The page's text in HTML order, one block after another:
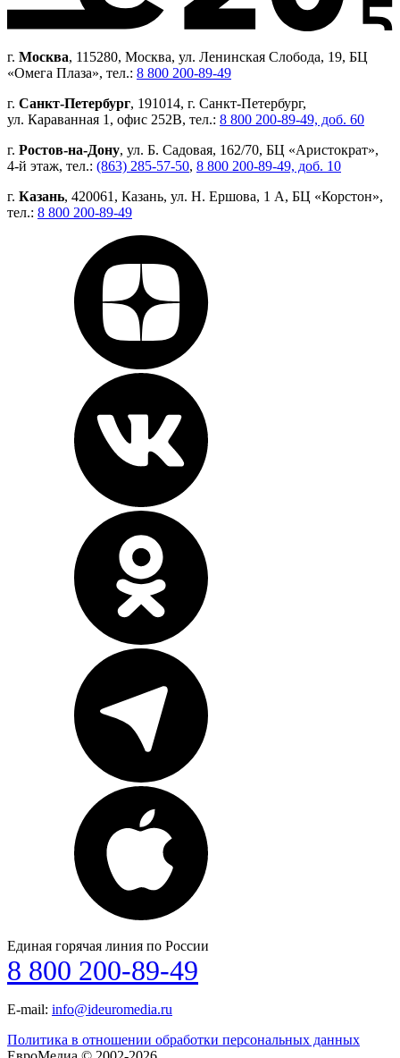
г. Москва, 115280, Москва, ул. Ленинская Слобода, 19, БЦ
«Омега Плаза», тел.: 8 800 200-89-49
г. Санкт-Петербург, 191014, г. Санкт-Петербург,
ул. Караванная 1, офис 252В, тел.: 8 800 200-89-49, доб. 60
г. Ростов-на-Дону, ул. Б. Садовая, 162/70, БЦ «Аристократ»,
4-й этаж, тел.: (863) 285-57-50, 8 800 200-89-49, доб. 10
г. Казань, 420061, Казань, ул. Н. Ершова, 1 А, БЦ «Корстон»,
тел.: 8 800 200-89-49
Единая горячая линия по России
8 800 200-89-49
E-mail: info@ideuromedia.ru
Политика в отношении обработки персональных данных